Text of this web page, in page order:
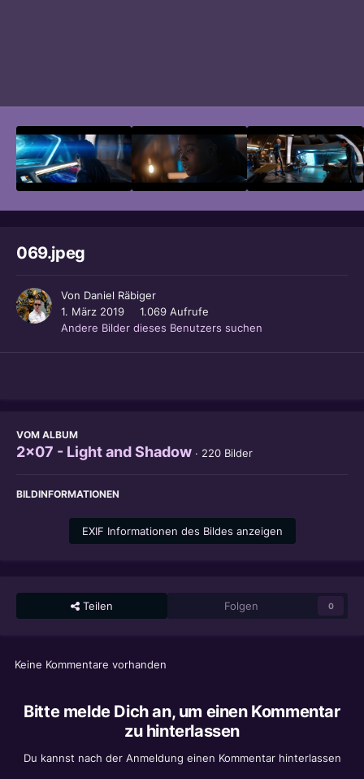
069.jpeg
Von Daniel Räbiger
1. März 2019
1.069 Aufrufe
Andere Bilder dieses Benutzers suchen
VOM ALBUM
2x07 - Light and Shadow · 220 Bilder
BILDINFORMATIONEN
EXIF Informationen des Bildes anzeigen
Teilen Folgen 0
Keine Kommentare vorhanden
Bitte melde Dich an, um einen Kommentar
zu hinterlassen
Du kannst nach der Anmeldung einen Kommentar hinterlassen